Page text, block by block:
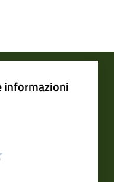
informazioni